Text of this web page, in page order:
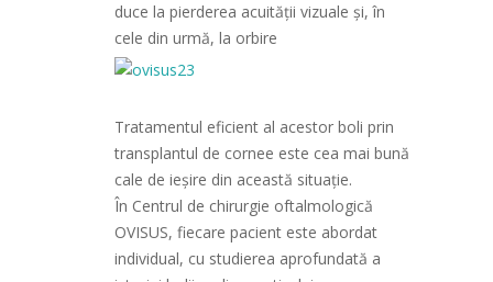
duce la pierderea acuității vizuale și, în
cele din urmă, la orbire
Tratamentul eficient al acestor boli prin
transplantul de cornee este cea mai bună
cale de ieșire din această situație.
În Centrul de chirurgie oftalmologică
OVISUS, fiecare pacient este abordat
individual, cu studierea aprofundată a